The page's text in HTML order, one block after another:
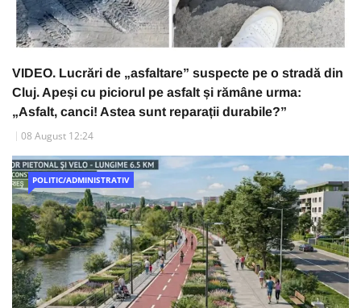
VIDEO. Lucrări de „asfaltare” suspecte pe o stradă din
Cluj. Apeși cu piciorul pe asfalt și rămâne urma:
„Asfalt, canci! Astea sunt reparații durabile?”
08 August 12:24
POLITIC/ADMINISTRATIV